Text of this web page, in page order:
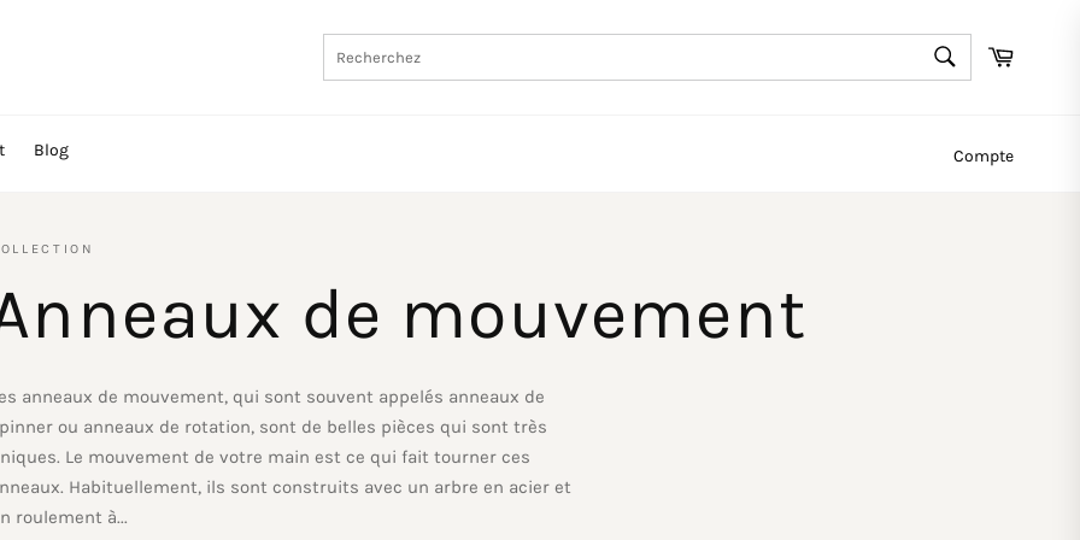
RECHERCHE
Recherche
Panier
Blog Compte
de mouvement
anneaux de mouvement, qui sont souvent appelés anneaux de
ou anneaux de rotation, sont de belles pièces qui sont très
Le mouvement de votre main est ce qui fait tourner ces
Habituellement, ils sont construits avec un arbre en acier et
roulement à...